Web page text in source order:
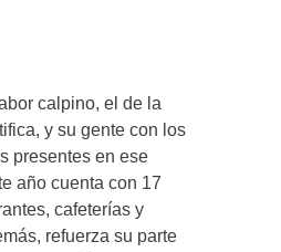
calpino, el de la
y su gente con los
presentes en ese
año cuenta con 17
cafeterías y
refuerza su parte